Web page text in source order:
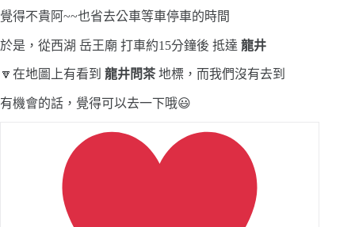
覺得不貴阿~~也省去公車等車停車的時間
於是，從西湖 岳王廟 打車約15分鐘後 抵達 龍井
🔽在地圖上有看到 龍井問茶 地標，而我們沒有去到
有機會的話，覺得可以去一下哦😃